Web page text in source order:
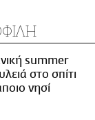
summer
στο σπίτι
νησί